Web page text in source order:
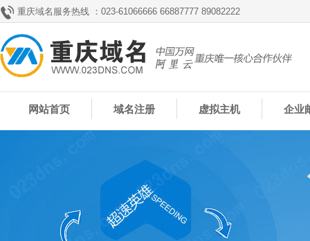
重庆域名服务热线 ：023-61066666 66887777 89082222
网站首页 域名注册 虚拟主机 企业